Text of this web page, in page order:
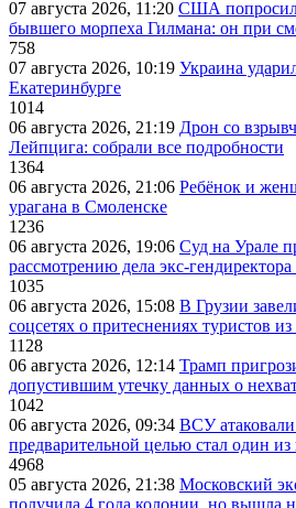
07 августа 2026, 11:20 США
бывшего морпеха Гилмана: он при
758
07 августа 2026, 10:19 Украина
Екатеринбурге
1014
06 августа 2026, 21:19 Дрон со
Лейпцига: собрали все подробности
1364
06 августа 2026, 21:06 Ребёнок и
урагана в Смоленске
1236
06 августа 2026, 19:06 Суд на Урале
рассмотрению дела экс-
1035
06 августа 2026, 15:08 В Грузии
соцсетях о притеснениях туристов
1128
06 августа 2026, 12:14 Трамп
допустившим утечку данных о
1042
06 августа 2026, 09:34 ВСУ
предварительной целью стал один
4968
05 августа 2026, 21:38 Московский
получила 4 года колонии, но вышла